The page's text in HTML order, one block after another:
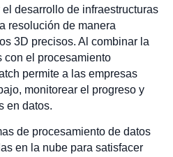
desarrollo de infraestructuras
resolución de manera
3D precisos. Al combinar la
con el procesamiento
permite a las empresas
monitorear el progreso y
en datos.
de procesamiento de datos
en la nube para satisfacer